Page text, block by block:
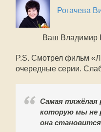
Рогачева
Ваш Владимир
P.S. Смотрел фильм
очередные серии.
Самая тяжёлая
которую мы не
она